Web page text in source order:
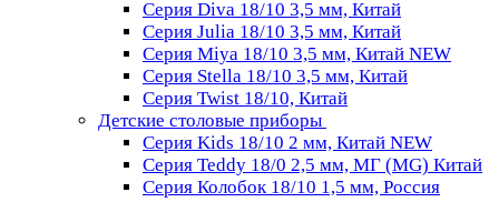
Серия Diva 18/10 3,5 мм, Китай
Серия Julia 18/10 3,5 мм, Китай
Серия Miya 18/10 3,5 мм, Китай NEW
Серия Stella 18/10 3,5 мм, Китай
Серия Twist 18/10, Китай
Детские столовые приборы
Серия Kids 18/10 2 мм, Китай NEW
Серия Teddy 18/0 2,5 мм, МГ (MG) Китай
Серия Колобок 18/10 1,5 мм, Россия